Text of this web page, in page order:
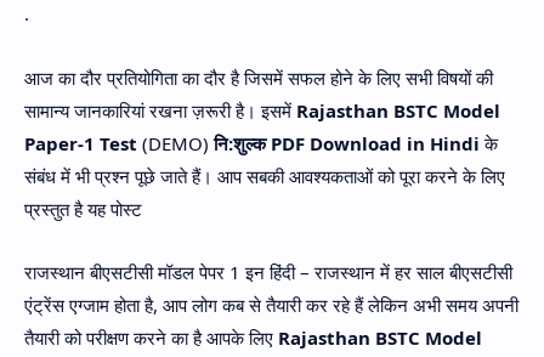
.
आज का दौर प्रतियोगिता का दौर है जिसमें सफल होने के लिए सभी विषयों की
सामान्य जानकारियां रखना ज़रूरी है। इसमें Rajasthan BSTC Model
Paper-1 Test (DEMO)नि:शुल्क PDF Download in Hindiके
संबंध में भी प्रश्न पूछे जाते हैं। आप सबकी आवश्यकताओं को पूरा करने के लिए
प्रस्तुत है यह पोस्ट
राजस्थान बीएसटीसी मॉडल पेपर 1 इन हिंदी – राजस्थान में हर साल बीएसटीसी
एंट्रेंस एग्जाम होता है, आप लोग कब से तैयारी कर रहे हैं लेकिन अभी समय अपनी
तैयारी को परीक्षण करने का है आपके लिए Rajasthan BSTC Model